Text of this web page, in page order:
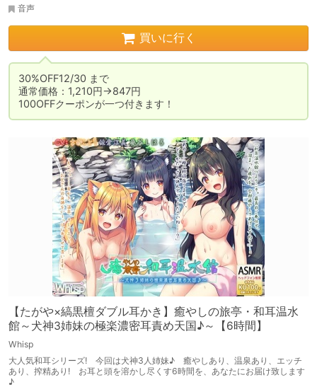
音声
買いに行く
30%OFF12/30 まで
通常価格：1,210円→847円
100OFFクーポンが一つ付きます！
【たがや×縞黒檀ダブル耳かき】癒やしの旅亭・和耳温水
館～犬神3姉妹の極楽濃密耳責め天国♪～【6時間】
Whisp
大人気和耳シリーズ! 今回は犬神3人姉妹♪ 癒やしあり、温泉あり、エッチ
あり、搾精あり! お耳と頭を溶かし尽くす6時間を、あなたにお届け致します
♪